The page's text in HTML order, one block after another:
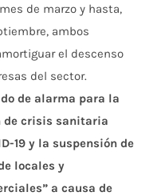
de marzo y hasta,
ambos
el descenso
del sector.
de alarma para la
de crisis sanitaria
19 y la suspensión de
locales y
a causa de